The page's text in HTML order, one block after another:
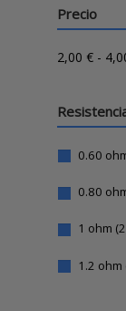
Precio
2,00 € -
0.60
0.80
1 ohm
1.2 ohm